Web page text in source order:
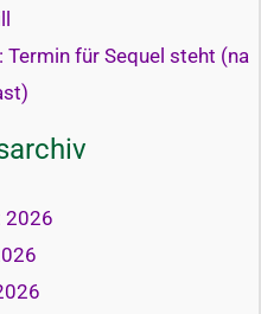
für Sequel steht (na
2026